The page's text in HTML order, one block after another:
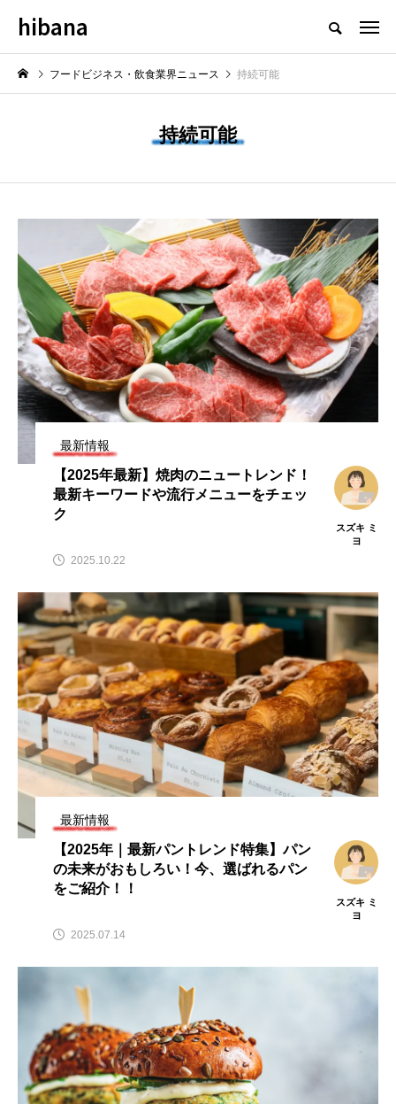
フードビジネス・飲食業界のニュースメディア
NEW POST
】飲食店
専用の商
年8月版
飲食マーケティング
【2026年最新】注目の飲食店フ
から伸びるおすすめFC10選
飲食DX
【hibana編集部注
hibana
フードビジネス・飲食業界ニュース 持続可能
持続可能
最新情報
【2025年最新】焼肉のニュートレンド！
最新キーワードや流行メニューをチェッ
ク
スズキ ミ
ヨ
2025.10.22
最新情報
【2025年｜最新パントレンド特集】パン
の未来がおもしろい！今、選ばれるパン
をご紹介！！
スズキ ミ
ヨ
2025.07.14